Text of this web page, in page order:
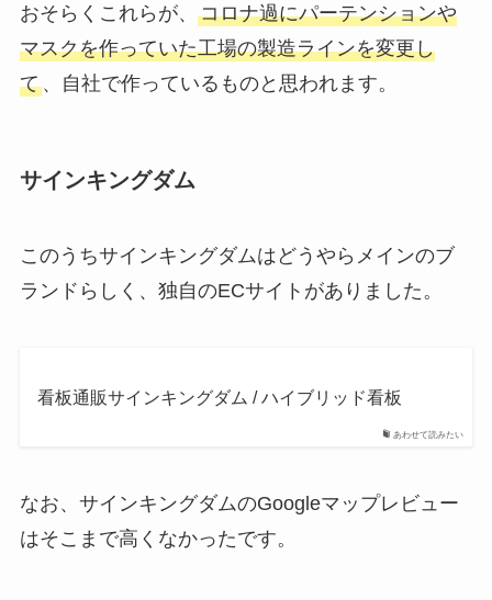
おそらくこれらが、 コロナ過にパーテンションや
マスクを作っていた工場の製造ラインを変更し
て、自社で作っているものと思われます。
サインキングダム
このうちサインキングダムはどうやらメインのブ
ランドらしく、独自のECサイトがありました。
あわせて読みたい
看板通販サインキングダム / ハイブリッド看板
なお、サインキングダムのGoogleマップレビュー
はそこまで高くなかったです。